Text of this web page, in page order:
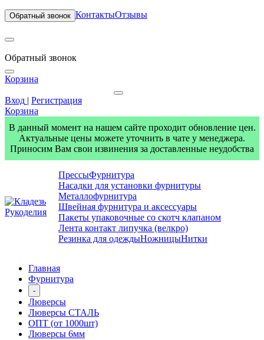
Обратный звонок КонтактыОтзывы
Обратный звонок
Корзина
Вход | Регистрация
Корзина
В данный момент на нашем сайте проходит обновление цен.
Актуальные цены можете уточнить в чате у менеджера.
Приносим Вам свои извинения за доставленные неудобства
ПрессыФурнитура
Насадки для установки фурнитуры
Металлофурнитура
Швейная фурнитура и аксессуары
Пакеты упаковочные со скотч клапаном
Лента контакт липучка (велкро)
Резинка для одеждыНожницыНитки
Главная
Фурнитура
-
Люверсы
Люверсы СТАЛЬ
ОПТ (от 1000шт)
Люверсы 6мм